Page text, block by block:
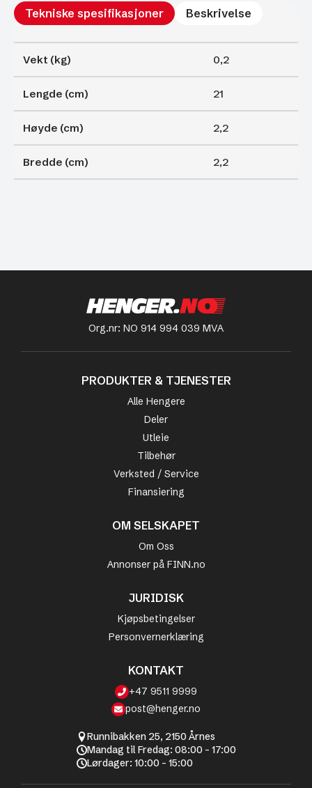
Tekniske spesifikasjoner Beskrivelse
Vekt (kg) 0,2
Lengde (cm) 21
Høyde (cm) 2,2
Bredde (cm) 2,2
Org.nr: NO 914 994 039 MVA
PRODUKTER & TJENESTER
Alle Hengere
Deler
Utleie
Tilbehør
Verksted / Service
Finansiering
OM SELSKAPET
Om Oss
Annonser på FINN.no
JURIDISK
Kjøpsbetingelser
Personvernerklæring
KONTAKT
+47 9511 9999
post@henger.no
Runnibakken 25, 2150 Årnes
Mandag til Fredag: 08:00 - 17:00
Lørdager: 10:00 - 15:00